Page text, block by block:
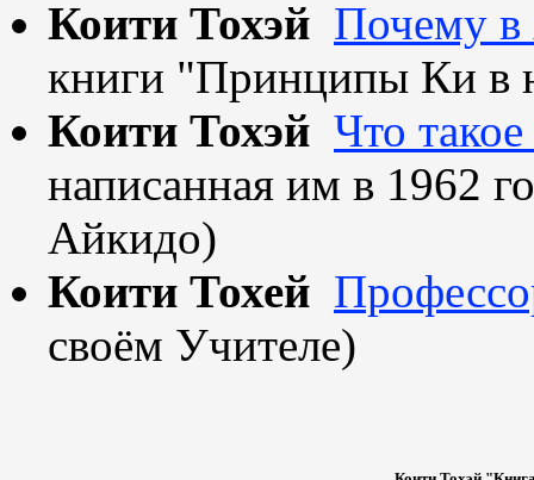
Коити Тохэй Почему в
книги "Принципы Ки в
Коити Тохэй Что
написанная им в 1962
Айкидо)
Коити Тохей
своём Учителе)